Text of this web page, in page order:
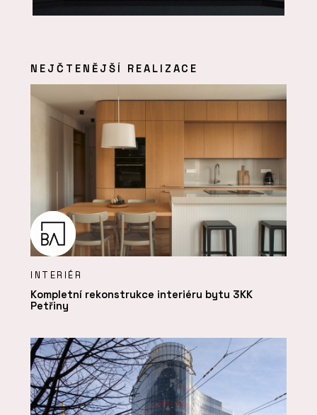
NEJČTENĚJŠÍ REALIZACE
INTERIÉR
Kompletní rekonstrukce interiéru bytu 3KK
Petřiny